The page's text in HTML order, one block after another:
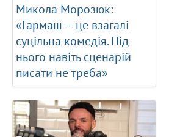
Микола Морозюк:
«Гармаш — це взагалі
суцільна комедія. Під
нього навіть сценарій
писати не треба»